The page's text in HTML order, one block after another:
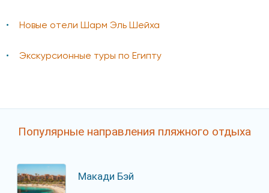
Новые отели Шарм Эль Шейха
Экскурсионные туры по Египту
Популярные направления пляжного отдыха
Макади Бэй